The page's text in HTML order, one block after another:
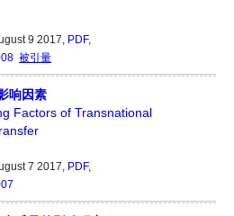
9 2017, PDF,
被引量
响因素
Factors of Transnational
7 2017, PDF,